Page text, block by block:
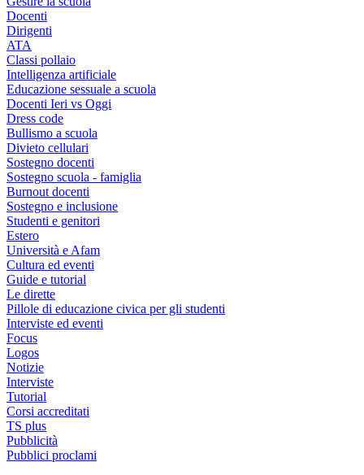
Docenti
Dirigenti
ATA
Classi pollaio
Intelligenza artificiale
Educazione sessuale a scuola
Docenti Ieri vs Oggi
Dress code
Bullismo a scuola
Divieto cellulari
Sostegno docenti
Sostegno scuola - famiglia
Burnout docenti
Sostegno e inclusione
Studenti e genitori
Estero
Università e Afam
Cultura ed eventi
Guide e tutorial
Le dirette
Pillole di educazione civica per gli studenti
Interviste ed eventi
Focus
Logos
Notizie
Interviste
Tutorial
Corsi accreditati
TS plus
Pubblicità
Pubblici proclami